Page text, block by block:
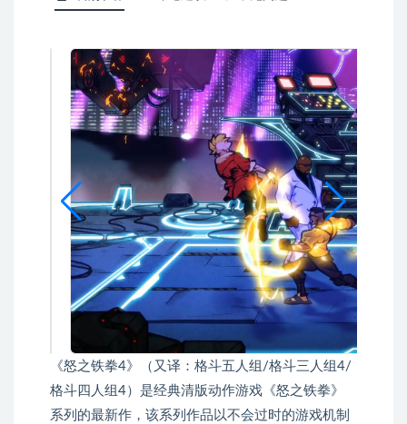
《怒之铁拳4》（又译：格斗五人组/格斗三人组4/
格斗四人组4）是经典清版动作游戏《怒之铁拳》
系列的最新作，该系列作品以不会过时的游戏机制